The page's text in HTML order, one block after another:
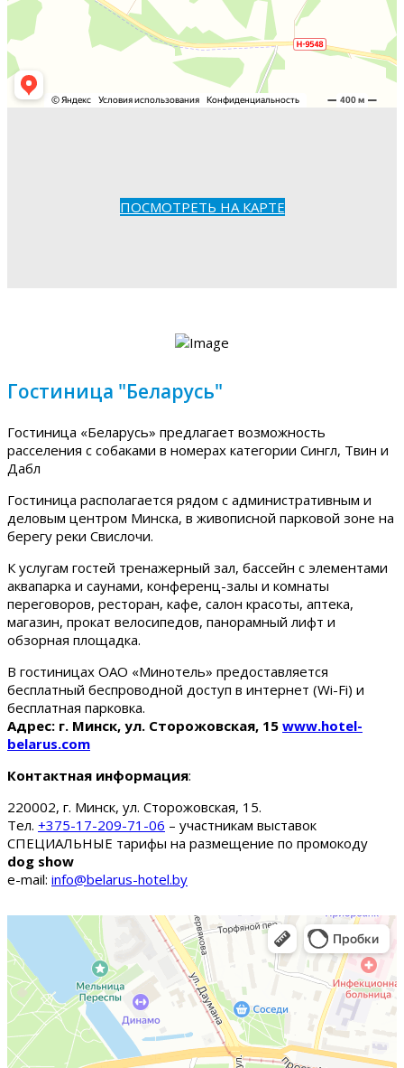
ПОСМОТРЕТЬ НА КАРТЕ
Гостиница "Беларусь"
Гостиница «Беларусь» предлагает возможность
расселения с собаками в номерах категории Сингл, Твин и
Дабл
Гостиница располагается рядом с административным и
деловым центром Минска, в живописной парковой зоне на
берегу реки Свислочи.
К услугам гостей тренажерный зал, бассейн с элементами
аквапарка и саунами, конференц-залы и комнаты
переговоров, ресторан, кафе, салон красоты, аптека,
магазин, прокат велосипедов, панорамный лифт и
обзорная площадка.
В гостиницах ОАО «Минотель» предоставляется
бесплатный беспроводной доступ в интернет (Wi-Fi) и
бесплатная парковка.
Адрес: г. Минск, ул. Сторожовская, 15 www.hotel-
belarus.com
Контактная информация:
220002, г. Минск, ул. Сторожовская, 15.
Тел. +375-17-209-71-06 – участникам выставок
СПЕЦИАЛЬНЫЕ тарифы на размещение по промокоду
dog show
e-mail: info@belarus-hotel.by